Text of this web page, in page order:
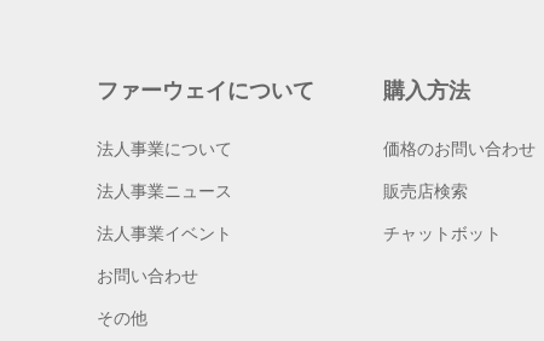
ファーウェイについて
法人事業について
法人事業ニュース
法人事業イベント
お問い合わせ
その他
購入方法
価格のお問い合わせ
販売店検索
チャットボット